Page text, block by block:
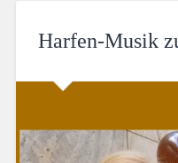
Harfen-Musik